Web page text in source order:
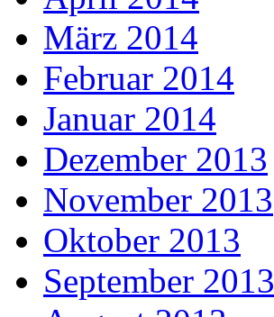
März 2014
Februar 2014
Januar 2014
Dezember 2013
November 2013
Oktober 2013
September 2013